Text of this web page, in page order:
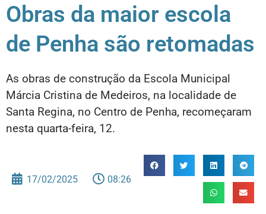
Obras da maior escola
de Penha são retomadas
As obras de construção da Escola Municipal
Márcia Cristina de Medeiros, na localidade de
Santa Regina, no Centro de Penha, recomeçaram
nesta quarta-feira, 12.
17/02/2025 08:26